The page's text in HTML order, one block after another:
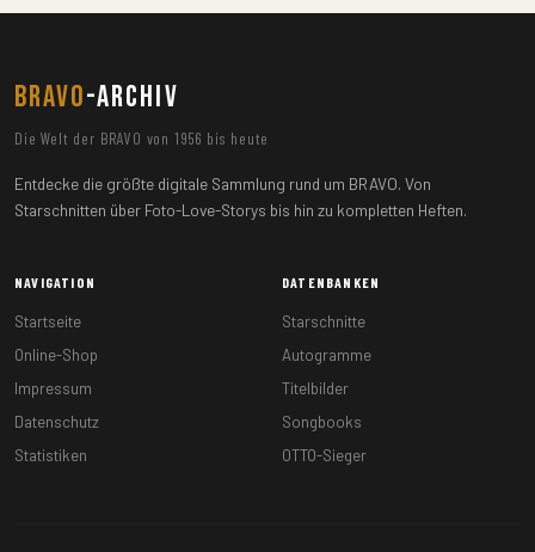
BRAVO-ARCHIV
Die Welt der BRAVO von 1956 bis heute
Entdecke die größte digitale Sammlung rund um BRAVO. Von
Starschnitten über Foto-Love-Storys bis hin zu kompletten Heften.
NAVIGATION
Startseite
Online-Shop
Impressum
Datenschutz
Statistiken
DATENBANKEN
Starschnitte
Autogramme
Titelbilder
Songbooks
OTTO-Sieger